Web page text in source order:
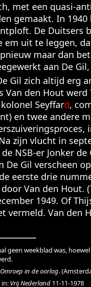
met een quasi-
gemaakt. In
De Duitsers
uit te leggen,
maar dan
aan De
Gil zich altijd erg
Van den Hout
Seyffard,
en twee andere
zijn vlucht in
NSB-er Jonker
Gil verscheen
eerste drie
Van den Hout.
1949. Of
vermeld. Van den
geen weekblad was, hoewel
in de oorlog.
in: Vrij Nederland11-11-1978